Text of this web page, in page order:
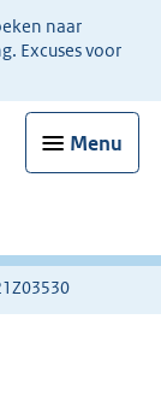
naar
Excuses voor
Menu